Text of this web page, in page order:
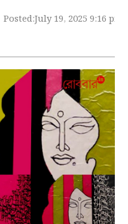
Posted:July 19, 2025 9:16 pm